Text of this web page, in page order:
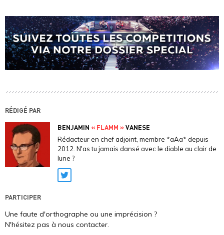
RÉDIGÉ PAR
BENJAMIN « FLAMM »VANESE
Rédacteur en chef adjoint, membre *aAa* depuis
2012. N'as tu jamais dansé avec le diable au clair de
lune ?
Twitter
PARTICIPER
Une faute d'orthographe ou une imprécision ?
N'hésitez pas à nous contacter.